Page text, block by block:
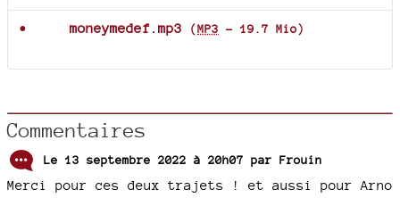
moneymedef.mp3 (MP3 - 19.7 Mio)
Commentaires
Le 13 septembre 2022 à 20h07 par Frouin
Merci pour ces deux trajets ! et aussi pour Arno